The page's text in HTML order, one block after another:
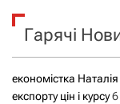
к
Гарячі
економістка
експорту цін і курсу